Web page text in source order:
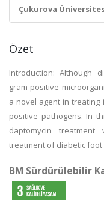
Çukurova
Özet
Introduction: Although
gram-positive
a novel agent in treating
positive pathogens. In
daptomycin
treatment of diabetic
BM Sürdürülebilir